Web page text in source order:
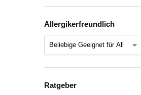
Allergikerfreundlich
Ratgeber